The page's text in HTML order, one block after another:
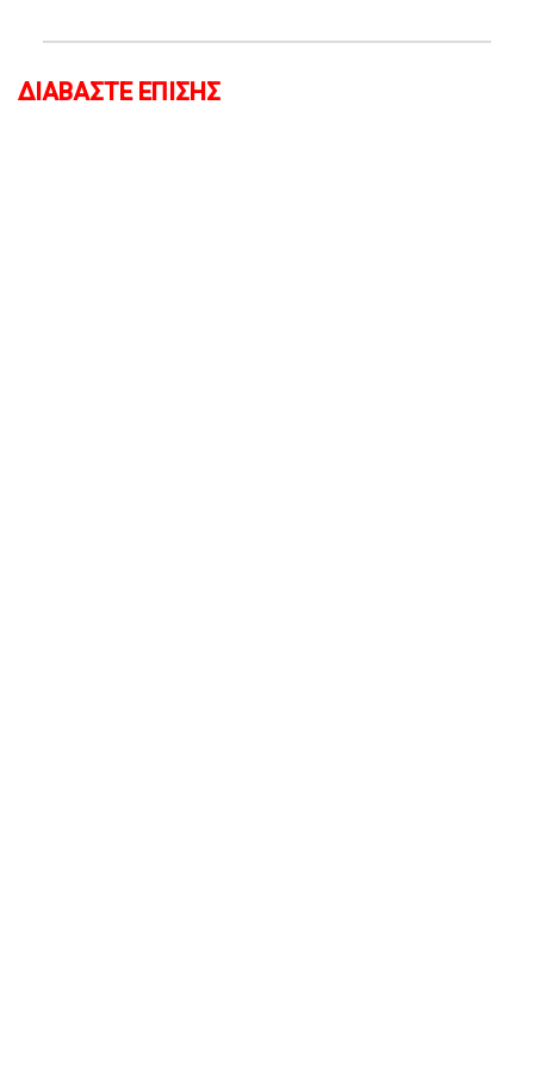
ΔΙΑΒΑΣΤΕ ΕΠΙΣΗΣ